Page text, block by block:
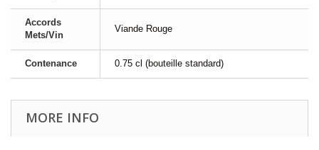
Accords
Mets/Vin
Viande Rouge
Contenance 0.75 cl (bouteille standard)
MORE INFO